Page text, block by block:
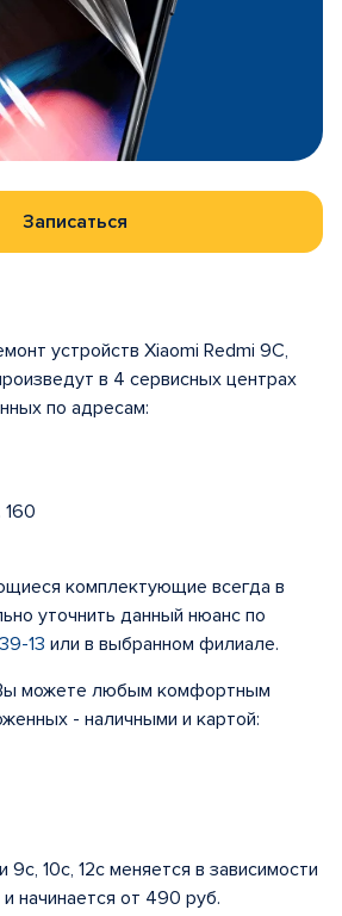
Записаться
устройств Xiaomi Redmi 9C,
в 4 сервисных центрах
по адресам:
160
комплектующие всегда в
уточнить данный нюанс по
13 или в выбранном филиале.
можете любым комфортным
- наличными и картой:
10с, 12с меняется в зависимости
начинается от 490 руб.